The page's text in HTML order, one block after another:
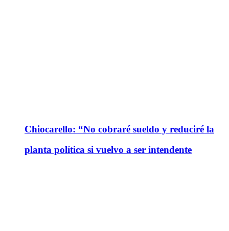
Chiocarello: “No cobraré sueldo y reduciré la
planta política si vuelvo a ser intendente